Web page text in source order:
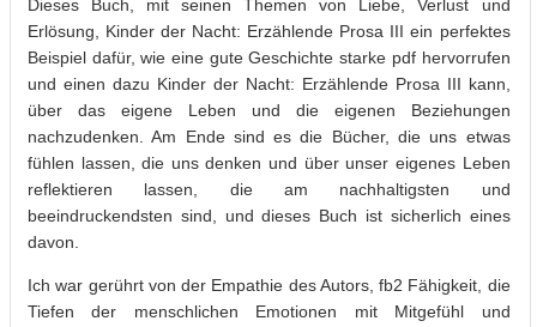
Dieses Buch, mit seinen Themen von Liebe, Verlust und
Erlösung, Kinder der Nacht: Erzählende Prosa III ein perfektes
Beispiel dafür, wie eine gute Geschichte starke pdf hervorrufen
und einen dazu Kinder der Nacht: Erzählende Prosa III kann,
über das eigene Leben und die eigenen Beziehungen
nachzudenken. Am Ende sind es die Bücher, die uns etwas
fühlen lassen, die uns denken und über unser eigenes Leben
reflektieren lassen, die am nachhaltigsten und
beeindruckendsten sind, und dieses Buch ist sicherlich eines
davon.
Ich war gerührt von der Empathie des Autors, fb2 Fähigkeit, die
Tiefen der menschlichen Emotionen mit Mitgefühl und